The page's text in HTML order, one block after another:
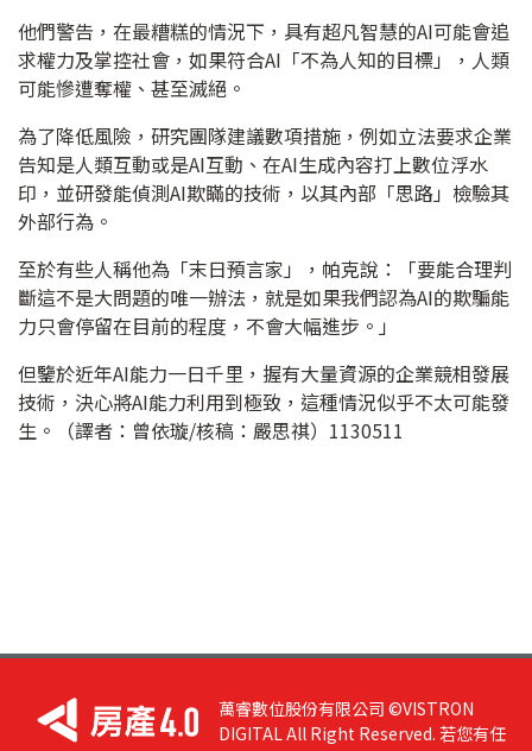
他們警告，在最糟糕的情況下，具有超凡智慧的AI可能會追
求權力及掌控社會，如果符合AI「不為人知的目標」，人類
可能慘遭奪權、甚至滅絕。
為了降低風險，研究團隊建議數項措施，例如立法要求企業
告知是人類互動或是AI互動、在AI生成內容打上數位浮水
印，並研發能偵測AI欺瞞的技術，以其內部「思路」檢驗其
外部行為。
至於有些人稱他為「末日預言家」，帕克說：「要能合理判
斷這不是大問題的唯一辦法，就是如果我們認為AI的欺騙能
力只會停留在目前的程度，不會大幅進步。」
但鑒於近年AI能力一日千里，握有大量資源的企業競相發展
技術，決心將AI能力利用到極致，這種情況似乎不太可能發
生。（譯者：曾依璇/核稿：嚴思祺）1130511
萬睿數位股份有限公司 ©VISTRON
DIGITAL All Right Reserved. 若您有任